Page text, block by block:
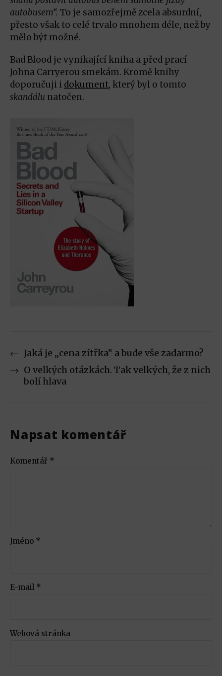
autobusem“. To je samozřejmě zcela absurdní,
přesto však to celé trvalo mnohem déle, než by
mělo být možné.
Bad Blood je vynikající kniha a před prací
Johna Carryerou smekám. Kromě knihy
doporučuji i dokument, který byl o tomto
skandálu natočen.
← Jaká je „cena zítřka“ a bude vše zadarmo?
→ O velkých otázkách. Tak velkých, že z nich
bolí hlava
Napsat komentář
Komentář *
Jméno *
E-mail *
Webová stránka